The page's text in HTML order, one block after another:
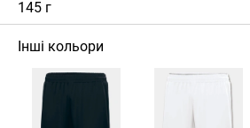
145 г
Інші кольори